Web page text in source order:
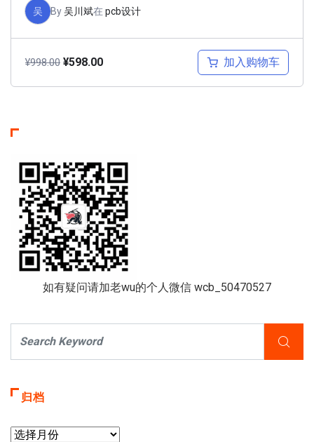
吴 By吴川斌在 pcb设计
¥998.00 ¥598.00 加入购物车
如有疑问请加老wu的个人微信 wcb_50470527
归档